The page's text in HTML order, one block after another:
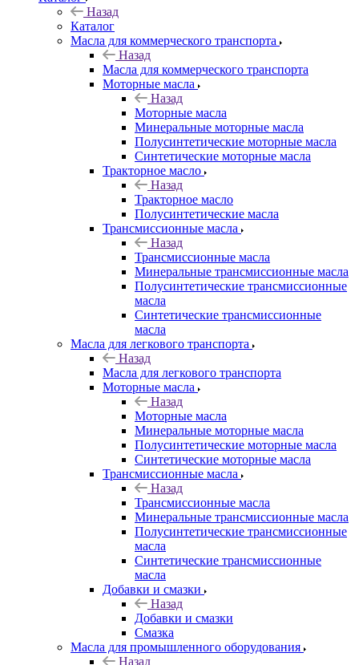
Назад
Каталог
Масла для коммерческого транспорта
Назад
Масла для коммерческого транспорта
Моторные масла
Назад
Моторные масла
Минеральные моторные масла
Полусинтетические моторные масла
Синтетические моторные масла
Тракторное масло
Назад
Тракторное масло
Полусинтетические масла
Трансмиссионные масла
Назад
Трансмиссионные масла
Минеральные трансмиссионные масла
Полусинтетические трансмиссионные
масла
Синтетические трансмиссионные
масла
Масла для легкового транспорта
Назад
Масла для легкового транспорта
Моторные масла
Назад
Моторные масла
Минеральные моторные масла
Полусинтетические моторные масла
Синтетические моторные масла
Трансмиссионные масла
Назад
Трансмиссионные масла
Минеральные трансмиссионные масла
Полусинтетические трансмиссионные
масла
Синтетические трансмиссионные
масла
Добавки и смазки
Назад
Добавки и смазки
Смазка
Масла для промышленного оборудования
Назад